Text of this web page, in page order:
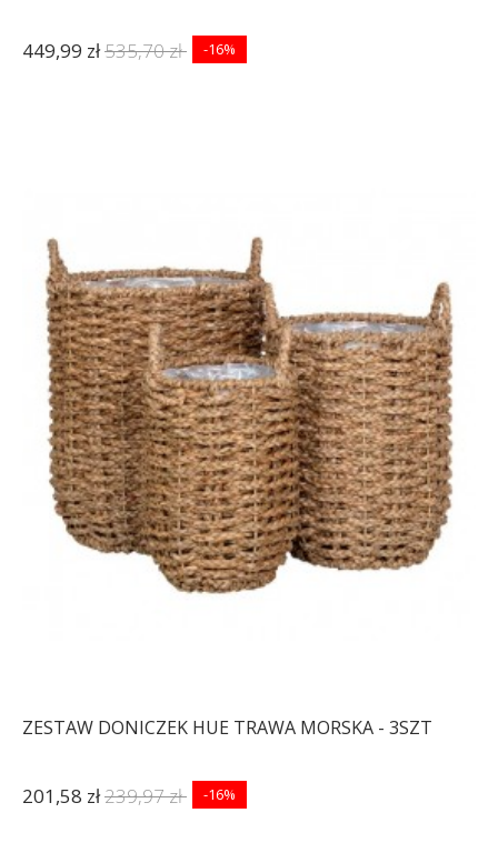
449,99 zł535,70 zł -16%
ZESTAW DONICZEK HUE TRAWA MORSKA - 3SZT
201,58 zł239,97 zł -16%